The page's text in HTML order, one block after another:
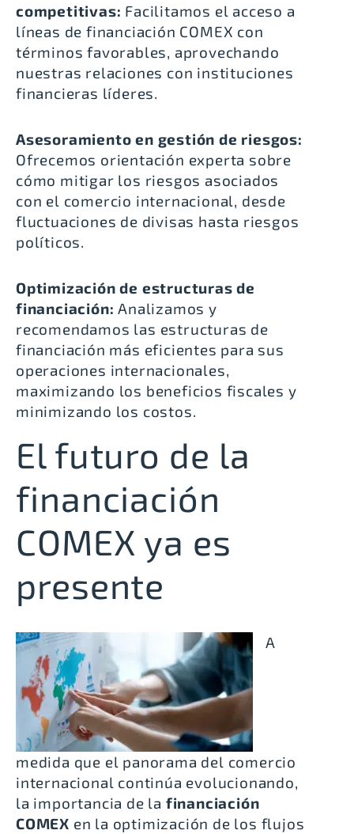
competitivas: Facilitamos el acceso a
líneas de financiación COMEX con
términos favorables, aprovechando
nuestras relaciones con instituciones
financieras líderes.
Asesoramiento en gestión de riesgos:
Ofrecemos orientación experta sobre
cómo mitigar los riesgos asociados
con el comercio internacional, desde
fluctuaciones de divisas hasta riesgos
políticos.
Optimización de estructuras de
financiación:Analizamos y
recomendamos las estructuras de
financiación más eficientes para sus
operaciones internacionales,
maximizando los beneficios fiscales y
minimizando los costos.
El futuro de la
financiación
COMEX ya es
presente
A
medida que el panorama del comercio
internacional continúa evolucionando,
la importancia de la financiación
COMEX en la optimización de los flujos